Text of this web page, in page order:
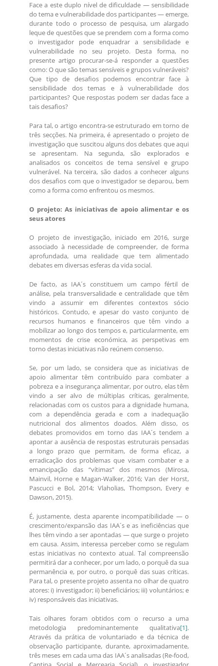
Face a este duplo nível de dificuldade — sensibilidade
do tema e vulnerabilidade dos participantes — emerge,
durante todo o processo de pesquisa, um alargado
leque de questões que se prendem com a forma como
o investigador pode enquadrar a sensibilidade e
vulnerabilidade no seu projeto. Desta forma, no
presente artigo procurar-se-á responder a questões
como: O que são temas sensíveis e grupos vulneráveis?
Que tipo de desafios podemos encontrar face à
sensibilidade dos temas e à vulnerabilidade dos
participantes? Que respostas podem ser dadas face a
tais desafios?
Para tal, o artigo encontra-se estruturado em torno de
três secções. Na primeira, é apresentado o projeto de
investigação que suscitou alguns dos debates que aqui
se apresentam. Na segunda, são explorados e
analisados os conceitos de tema sensível e grupo
vulnerável. Na terceira, são dados a conhecer alguns
dos desafios com que o investigador se deparou, bem
como a forma como enfrentou os mesmos.
O projeto: As iniciativas de apoio alimentar e os
seus atores
O projeto de investigação, iniciado em 2016, surge
associado à necessidade de compreender, de forma
aprofundada, uma realidade que tem alimentado
debates em diversas esferas da vida social.
De facto, as IAA´s constituem um campo fértil de
análise, pela transversalidade e centralidade que têm
vindo a assumir em diferentes contextos sócio
históricos. Contudo, e apesar do vasto conjunto de
recursos humanos e financeiros que têm vindo a
mobilizar ao longo dos tempos e, particularmente, em
momentos de crise económica, as perspetivas em
torno destas iniciativas não reúnem consenso.
Se, por um lado, se considera que as iniciativas de
apoio alimentar têm contribuído para combater a
pobreza e a insegurança alimentar, por outro, elas têm
vindo a ser alvo de múltiplas críticas, geralmente,
relacionadas com os custos para a dignidade humana,
com a dependência gerada e com a inadequação
nutricional dos alimentos doados. Além disso, os
debates promovidos em torno das IAA´s tendem a
apontar a ausência de respostas estruturais pensadas
a longo prazo que permitam, de forma eficaz, a
erradicação dos problemas que visam combater e a
emancipação das “vítimas” dos mesmos (Mirosa,
Mainvil, Horne e Magan-Walker, 2016; Van der Horst,
Pascucci e Bol, 2014; Vlaholias, Thompson, Every e
Dawson, 2015).
É, justamente, desta aparente incompatibilidade — o
crescimento/expansão das IAA´s e as ineficiências que
lhes têm vindo a ser apontadas — que surge o projeto
em causa. Assim, interessa perceber como se regulam
estas iniciativas no contexto atual. Tal compreensão
permitirá dar a conhecer, por um lado, o porquê da sua
permanência e, por outro, o porquê das suas críticas.
Para tal, o presente projeto assenta no olhar de quatro
atores: i) investigador; ii) beneficiários; iii) voluntários; e
iv) responsáveis das iniciativas.
Tais olhares foram obtidos com o recurso a uma
metodologia predominantemente qualitativa[1].
Através da prática de voluntariado e da técnica de
observação participante, durante, aproximadamente,
três meses em cada uma das IAA´s analisadas (Re-food,